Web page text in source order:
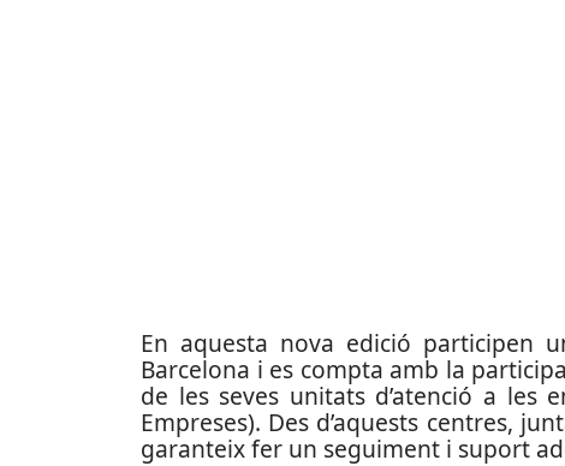
En aquesta nova edició participen
Barcelona i es compta amb la
de les seves unitats d’atenció a les
Empreses). Des d’aquests centres,
garanteix fer un seguiment i suport